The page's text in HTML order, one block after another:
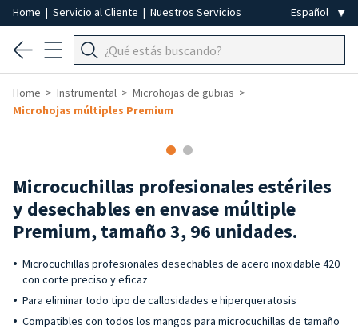
Home | Servicio al Cliente | Nuestros Servicios
Home Instrumental
Microhojas de gubias
Microhojas múltiples Premium
Microcuchillas profesionales estériles
y desechables en envase múltiple
Premium, tamaño 3, 96 unidades.
Microcuchillas profesionales desechables de acero inoxidable 420
con corte preciso y eficaz
Para eliminar todo tipo de callosidades e hiperqueratosis
Compatibles con todos los mangos para microcuchillas de tamaño